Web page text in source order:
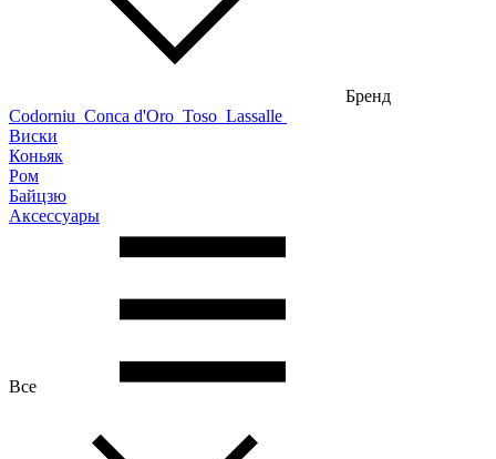
Бренд
Codorniu Conca d'Oro Toso Lassalle
Виски
Коньяк
Ром
Байцзю
Аксессуары
Все